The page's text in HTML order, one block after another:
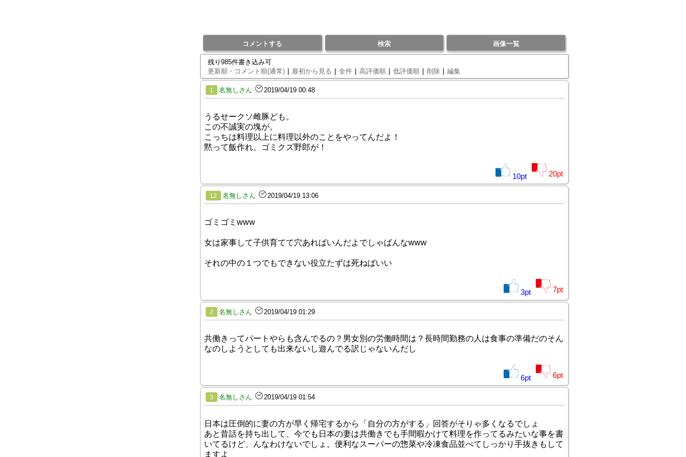
コメントする 検索 画像一覧
残り985件書き込み可
更新順・コメント順(通常) | 最初から見る | 全件 | 高評価順 | 低評価順 | 削除 | 編集
1 名無しさん 2019/04/19 00:48
うるせークソ雌豚ども。
この不誠実の塊が。
こっちは料理以上に料理以外のことをやってんだよ！
黙って飯作れ、ゴミクズ野郎が！
10pt 20pt
12 名無しさん 2019/04/19 13:06
ゴミゴミwww
女は家事して子供育てて穴あればいんだよでしゃばんなwww
それの中の１つでもできない役立たずは死ねばいい
3pt 7pt
2 名無しさん 2019/04/19 01:29
共働きってパートやらも含んでるの？男女別の労働時間は？長時間勤務の人は食事の準備だのそん
なのしようとしても出来ないし遊んでる訳じゃないんだし
6pt 6pt
3 名無しさん 2019/04/19 01:54
日本は圧倒的に妻の方が早く帰宅するから「自分の方がする」回答がそりゃ多くなるでしょ
あと昔話を持ち出して、今でも日本の妻は共働きでも手間暇かけて料理を作ってるみたいな事を書
いてるけど、んなわけないでしょ。便利なスーパーの惣菜や冷凍食品並べてしっかり手抜きもして
ますよ